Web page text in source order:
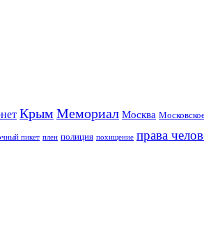
Крым Мемориал Москва
пикет плен полиция похищение права